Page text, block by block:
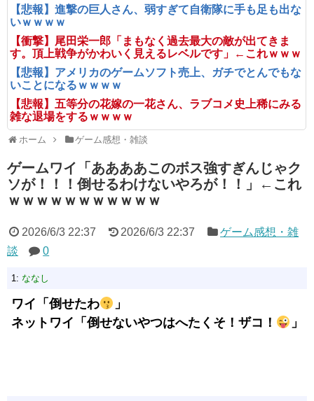
【悲報】進撃の巨人さん、弱すぎて自衛隊に手も足も出な
いｗｗｗｗ
【衝撃】尾田栄一郎「まもなく過去最大の敵が出てきま
す。頂上戦争がかわいく見えるレベルです」←これｗｗｗ
【悲報】アメリカのゲームソフト売上、ガチでとんでもな
いことになるｗｗｗｗ
【悲報】五等分の花嫁の一花さん、ラブコメ史上稀にみる
雑な退場をするｗｗｗｗ
ホーム ゲーム感想・雑談
ゲームワイ「ああああこのボス強すぎんじゃク
ソが！！！倒せるわけないやろが！！」←これ
ｗｗｗｗｗｗｗｗｗｗｗ
2026/6/3 22:37 2026/6/3 22:37
ゲーム感想・雑
談
0
1: ななし
ワイ「倒せたわ
」
ネットワイ「倒せないやつはへたくそ！ザコ！
」